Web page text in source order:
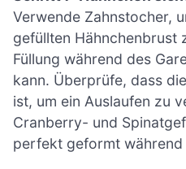
Verwende Zahnstocher,
gefüllten Hähnchenbrust
Füllung während des
kann. Überprüfe, dass
ist, um ein Auslaufen zu
Cranberry- und
perfekt geformt während